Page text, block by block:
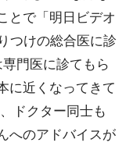
とで「明日ビデオ
つけの総合医に診
門医に診てもら
に近くなってきて
ドクター同士も
へのアドバイスが